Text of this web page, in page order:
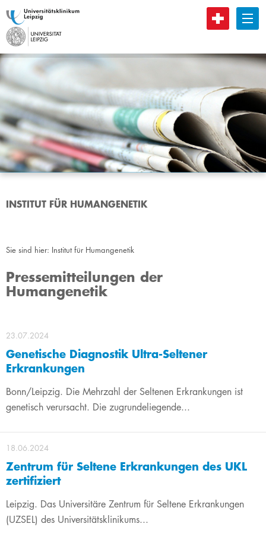
B
INSTITUT FÜR HUMANGENETIK
Sie sind hier: Institut für Humangenetik
Pressemitteilungen der
Humangenetik
23.07.2024
Genetische Diagnostik Ultra-Seltener
Erkrankungen
Bonn/Leipzig. Die Mehrzahl der Seltenen Erkrankungen ist
genetisch verursacht. Die zugrundeliegende...
18.06.2024
Zentrum für Seltene Erkrankungen des UKL
zertifiziert
Leipzig. Das Universitäre Zentrum für Seltene Erkrankungen
(UZSEL) des Universitätsklinikums...